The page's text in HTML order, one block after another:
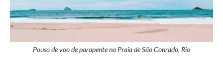
Pouso de voo de parapente na Praia de São Conrado, Rio